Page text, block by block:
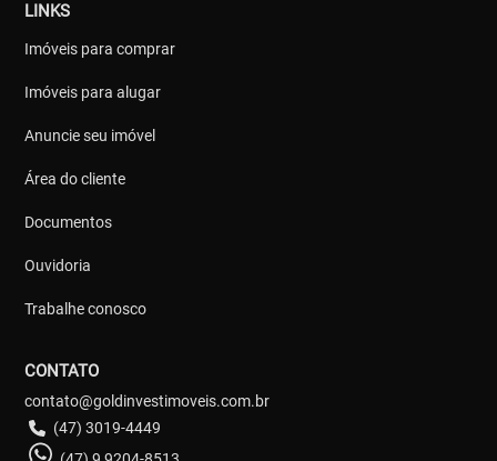
LINKS
Imóveis para comprar
Imóveis para alugar
Anuncie seu imóvel
Área do cliente
Documentos
Ouvidoria
Trabalhe conosco
CONTATO
contato@goldinvestimoveis.com.br
(47) 3019-4449